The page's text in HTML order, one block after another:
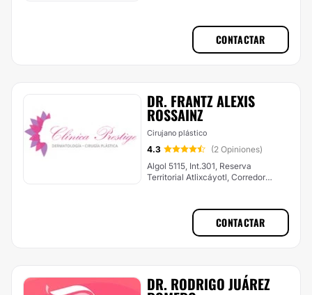
CONTACTAR
DR. FRANTZ ALEXIS
ROSSAINZ
Cirujano plástico
4.3
(2 Opiniones)
Algol 5115, Int.301, Reserva
Territorial Atlixcáyotl, Corredor
CONTACTAR
DR. RODRIGO JUÁREZ